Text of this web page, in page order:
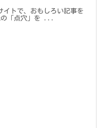
イトで、おもしろい記事を
の「点穴」を ...